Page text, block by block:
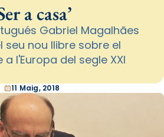
a casa’
Gabriel Magalhães
seu nou llibre sobre el
l'Europa del segle XXI
11 Maig, 2018